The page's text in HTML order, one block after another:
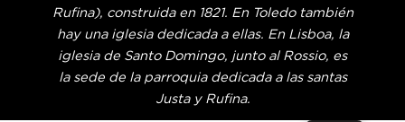
Rufina), construida en 1821. En Toledo también
hay una iglesia dedicada a ellas. En Lisboa, la
iglesia de Santo Domingo, junto al Rossio, es
la sede de la parroquia dedicada a las santas
Justa y Rufina.